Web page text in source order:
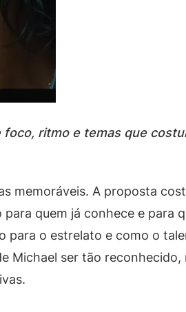
foco, ritmo e temas que
memoráveis. A proposta
quem já conhece e para
para o estrelato e como o
Michael ser tão reconhecido,